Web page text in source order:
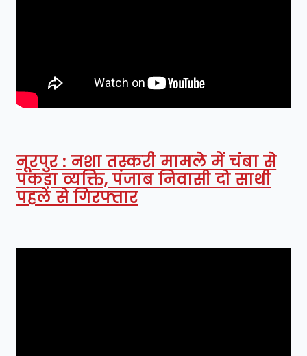
नूरपुर : नशा तस्करी मामले में चंबा से
पकड़ा व्यक्ति, पंजाब निवासी दो साथी
पहले से गिरफ्तार